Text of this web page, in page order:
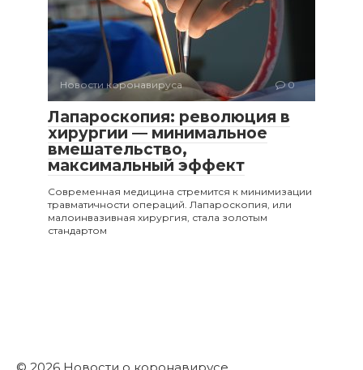
Новости коронавируса 0
Лапароскопия: революция в
хирургии — минимальное
вмешательство,
максимальный эффект
Современная медицина стремится к минимизации
травматичности операций. Лапароскопия, или
малоинвазивная хирургия, стала золотым
стандартом